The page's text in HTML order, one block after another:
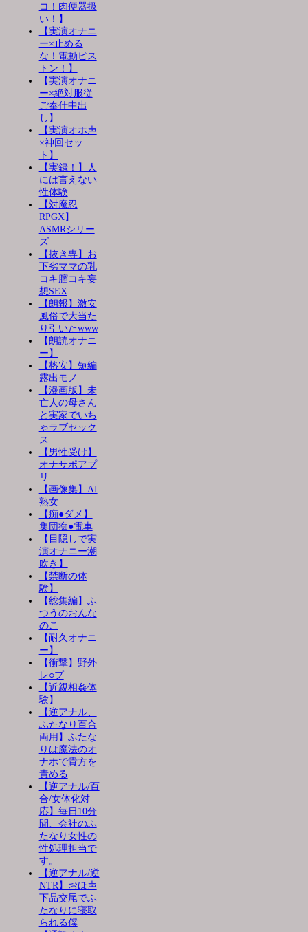
コ！肉便器扱
い！】
【実演オナニ
ー×止める
な！電動ピス
トン！】
【実演オナニ
ー×絶対服従
ご奉仕中出
し】
【実演オホ声
×神回セッ
ト】
【実録！】人
には言えない
性体験
【対魔忍
RPGX】
ASMRシリー
ズ
【抜き専】お
下劣ママの乳
コキ膣コキ妄
想SEX
【朗報】激安
風俗で大当た
り引いたwww
【朗読オナニ
ー】
【格安】短編
露出モノ
【漫画版】未
亡人の母さん
と実家でいち
ゃラブセック
ス
【男性受け】
オナサポアプ
リ
【画像集】AI
熟女
【痴●ダメ】
集団痴●電車
【目隠しで実
演オナニー潮
吹き】
【禁断の体
験】
【総集編】ふ
つうのおんな
のこ
【耐久オナニ
ー】
【衝撃】野外
レ○プ
【近親相姦体
験】
【逆アナル、
ふたなり百合
両用】ふたな
りは魔法のオ
ナホで貴方を
責める
【逆アナル/百
合/女体化対
応】毎日10分
間、会社のふ
たなり女性の
性処理担当で
す。
【逆アナル/逆
NTR】おほ声
下品交尾でふ
たなりに寝取
られる僕